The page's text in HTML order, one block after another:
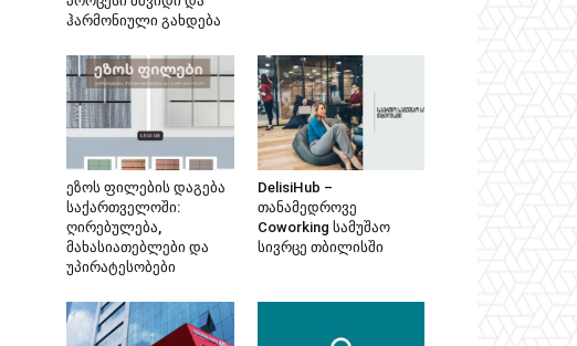
ჰარმონიული გახდება
ეზოს ფილების დაგება
საქართველოში:
ღირებულება,
მახასიათებლები და
უპირატესობები
DelisiHub –
თანამედროვე
Coworking სამუშაო
სივრცე თბილისში